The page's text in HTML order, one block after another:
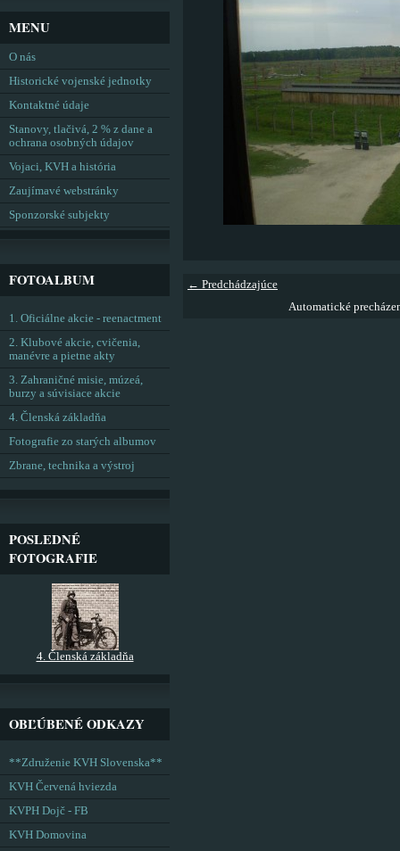
← Predchádzajúce
Automatické
MENU
O nás
Historické vojenské jednotky
Kontaktné údaje
Stanovy, tlačivá, 2 % z dane a
ochrana osobných údajov
Vojaci, KVH a história
Zaujímavé webstránky
Sponzorské subjekty
FOTOALBUM
1. Oficiálne akcie - reenactment
2. Klubové akcie, cvičenia,
manévre a pietne akty
3. Zahraničné misie, múzeá,
burzy a súvisiace akcie
4. Členská základňa
Fotografie zo starých albumov
Zbrane, technika a výstroj
POSLEDNÉ
FOTOGRAFIE
4. Členská základňa
OBĽÚBENÉ ODKAZY
**Združenie KVH Slovenska**
KVH Červená hviezda
KVPH Dojč - FB
KVH Domovina